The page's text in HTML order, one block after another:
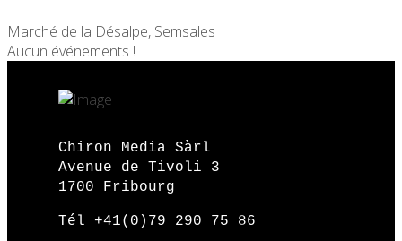
Marché de la Désalpe, Semsales
Aucun événements !
Chiron Media Sàrl
Avenue de Tivoli 3
1700 Fribourg
Tél +41(0)79 290 75 86